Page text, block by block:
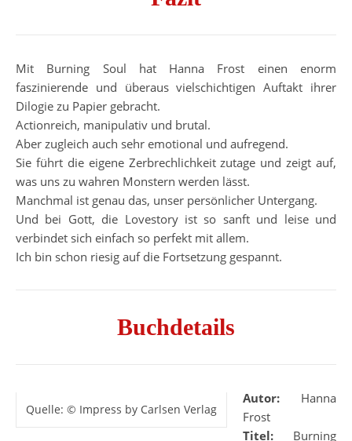
Mit Burning Soul hat Hanna Frost einen enorm
faszinierende und überaus vielschichtigen Auftakt ihrer
Dilogie zu Papier gebracht.
Actionreich, manipulativ und brutal.
Aber zugleich auch sehr emotional und aufregend.
Sie führt die eigene Zerbrechlichkeit zutage und zeigt auf,
was uns zu wahren Monstern werden lässt.
Manchmal ist genau das, unser persönlicher Untergang.
Und bei Gott, die Lovestory ist so sanft und leise und
verbindet sich einfach so perfekt mit allem.
Ich bin schon riesig auf die Fortsetzung gespannt.
Buchdetails
Quelle: © Impress by Carlsen Verlag
Autor: Hanna
Frost
Titel: Burning